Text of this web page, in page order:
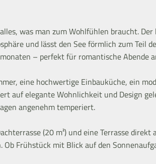
was man zum Wohlfühlen braucht.
und lässt den See förmlich zum Teil
– perfekt für romantische Abende
eine hochwertige Einbauküche, ein
auf elegante Wohnlichkeit und Design
angenehm temperiert.
(20 m²) und eine Terrasse direkt
Frühstück mit Blick auf den